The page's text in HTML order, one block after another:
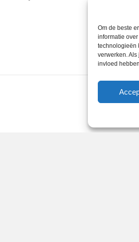
Om de beste
informatie
technologieën
verwerken.
invloed